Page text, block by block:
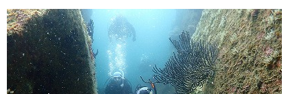
イベント
お客様の声
Q & A